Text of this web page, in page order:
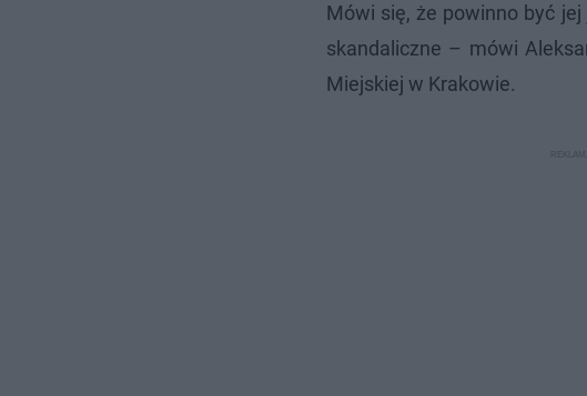
Mówi się, że powinno być
skandaliczne – mówi
Miejskiej w Krakowie.